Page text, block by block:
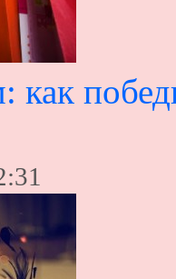
как